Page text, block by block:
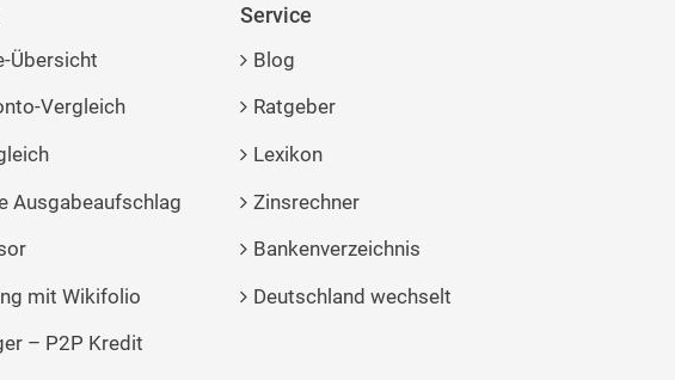
Übersicht
Vergleich
Ausgabeaufschlag
mit Wikifolio
– P2P Kredit
Service
Blog
Ratgeber
Lexikon
Zinsrechner
Bankenverzeichnis
Deutschland wechselt